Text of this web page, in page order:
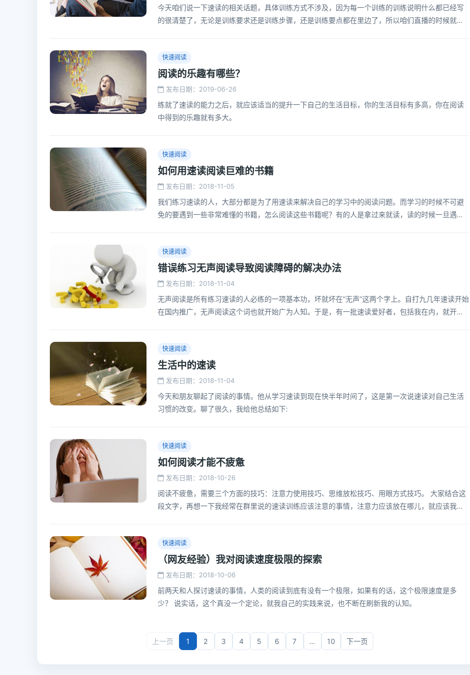
今天咱们说一下速读的相关话题，具体训练方式不涉及，因为每一个训练的训练说明什么都已经写
的很清楚了，无论是训练要求还是训练步骤，还是训练要点都在里边了，所以咱们直播的时候就不
快速阅读
阅读的乐趣有哪些？
发布日期：2019-06-26
练就了速读的能力之后，就应该适当的提升一下自己的生活目标，你的生活目标有多高，你在阅读
中得到的乐趣就有多大。
快速阅读
如何用速读阅读巨难的书籍
发布日期：2018-11-05
我们练习速读的人，大部分都是为了用速读来解决自己的学习中的阅读问题。而学习的时候不可避
免的要遇到一些非常难懂的书籍，怎么阅读这些书籍呢？有的人是拿过来就读，读的时候一旦遇到
快速阅读
错误练习无声阅读导致阅读障碍的解决办法
发布日期：2018-11-04
无声阅读是所有练习速读的人必练的一项基本功，坏就坏在“无声”这两个字上。自打九几年速读开始
在国内推广，无声阅读这个词也就开始广为人知。于是，有一批速读爱好者，包括我在内，就开始
快速阅读
生活中的速读
发布日期：2018-11-04
今天和朋友聊起了阅读的事情。他从学习速读到现在快半年时间了，这是第一次说速读对自己生活
习惯的改变。聊了很久，我给他总结如下:
快速阅读
如何阅读才能不疲惫
发布日期：2018-10-26
阅读不疲惫，需要三个方面的技巧：注意力使用技巧、思维放松技巧、用眼方式技巧。 大家结合这
段文字，再想一下我经常在群里说的速读训练应该注意的事情，注意力应该放在哪儿，就应该我知
快速阅读
（网友经验）我对阅读速度极限的探索
发布日期：2018-10-06
前两天和人探讨速读的事情，人类的阅读到底有没有一个极限，如果有的话，这个极限速度是多
少？ 说实话，这个真没一个定论，就我自己的实践来说，也不断在刷新我的认知。
上一页 1 2 3 4 5 6 7 … 10 下一页